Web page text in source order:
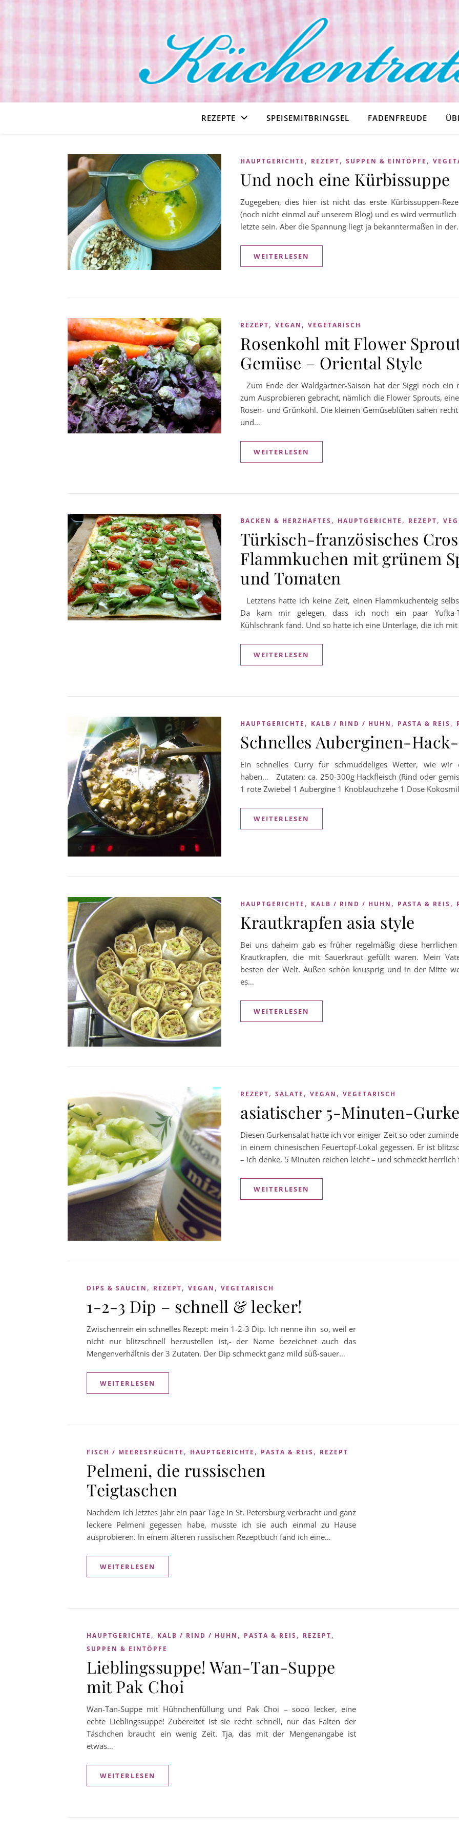
REZEPTE SPEISEMITBRINGSEL FADENFREUDE
HAUPTGERICHTE , REZEPT, SUPPEN & EINTÖPFE ,
Und noch eine Kürbissuppe
Zugegeben, dies hier ist nicht das erste Kürbissuppen-
(noch nicht einmal auf unserem Blog) und es wird vermutlich
letzte sein. Aber die Spannung liegt ja bekanntermaßen in
WEITERLESEN
REZEPT, VEGAN , VEGETARISCH
Rosenkohl mit Flower
Gemüse – Oriental Style
Zum Ende der Waldgärtner-Saison hat der Siggi noch ein
zum Ausprobieren gebracht, nämlich die Flower Sprouts,
Rosen- und Grünkohl. Die kleinen Gemüseblüten sahen
und…
WEITERLESEN
BACKEN & HERZHAFTES , HAUPTGERICHTE , REZEPT,
Türkisch-französisches
Flammkuchen mit grünem
und Tomaten
Letztens hatte ich keine Zeit, einen Flammkuchenteig
Da kam mir gelegen, dass ich noch ein paar Yufka-
Kühlschrank fand. Und so hatte ich eine Unterlage, die ich
WEITERLESEN
HAUPTGERICHTE , KALB / RIND / HUHN , PASTA & REIS ,
Schnelles Auberginen-
Ein schnelles Curry für schmuddeliges Wetter, wie wir
haben… Zutaten: ca. 250-300g Hackfleisch (Rind oder
1 rote Zwiebel 1 Aubergine 1 Knoblauchzehe 1 Dose
WEITERLESEN
HAUPTGERICHTE , KALB / RIND / HUHN , PASTA & REIS ,
Krautkrapfen asia style
Bei uns daheim gab es früher regelmäßig diese herrlichen
Krautkrapfen, die mit Sauerkraut gefüllt waren. Mein
besten der Welt. Außen schön knusprig und in der Mitte
es…
WEITERLESEN
REZEPT, SALATE , VEGAN , VEGETARISCH
asiatischer 5-Minuten-
Diesen Gurkensalat hatte ich vor einiger Zeit so oder
in einem chinesischen Feuertopf-Lokal gegessen. Er ist
– ich denke, 5 Minuten reichen leicht – und schmeckt
WEITERLESEN
DIPS & SAUCEN , REZEPT, VEGAN , VEGETARISCH
1-2-3 Dip – schnell & lecker!
Zwischenrein ein schnelles Rezept: mein 1-2-3 Dip. Ich nenne ihn so, weil er
nicht nur blitzschnell herzustellen ist,- der Name bezeichnet auch das
Mengenverhältnis der 3 Zutaten. Der Dip schmeckt ganz mild süß-sauer…
WEITERLESEN
FISCH / MEERESFRÜCHTE , HAUPTGERICHTE , PASTA & REIS , REZEPT
Pelmeni, die russischen
Teigtaschen
Nachdem ich letztes Jahr ein paar Tage in St. Petersburg verbracht und ganz
leckere Pelmeni gegessen habe, musste ich sie auch einmal zu Hause
ausprobieren. In einem älteren russischen Rezeptbuch fand ich eine…
WEITERLESEN
HAUPTGERICHTE , KALB / RIND / HUHN , PASTA & REIS , REZEPT,
SUPPEN & EINTÖPFE
Lieblingssuppe! Wan-Tan-Suppe
mit Pak Choi
Wan-Tan-Suppe mit Hühnchenfüllung und Pak Choi – sooo lecker, eine
echte Lieblingssuppe! Zubereitet ist sie recht schnell, nur das Falten der
Täschchen braucht ein wenig Zeit. Tja, das mit der Mengenangabe ist
etwas…
WEITERLESEN